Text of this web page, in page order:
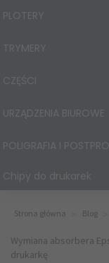
PLOTERY
TRYMERY
CZĘŚCI
URZĄDZENIA BIUROWE
POLIGRAFIA I
Chipy do drukarek
Strona główna Blog
Wymiana absorbera
drukarkę